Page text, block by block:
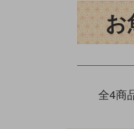
お
全4商